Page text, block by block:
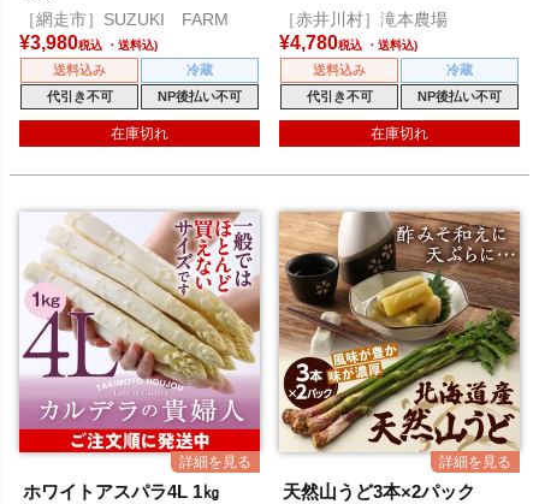
［網走市］SUZUKI FARM
¥3,980税込
送料込み
冷蔵
代引き不可
NP後払い不可
在庫切れ
［赤井川村］滝本農場
¥4,780税込
送料込み
冷蔵
代引き不可
NP後払い不可
在庫切れ
ホワイトアスパラ4L 1㎏ 天然山うど3本×2パック